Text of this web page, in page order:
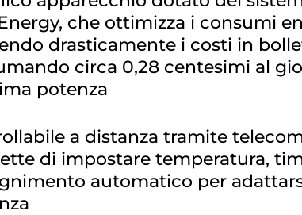
che ottimizza i consumi
drasticamente i costi in
circa 0,28 centesimi al
potenza
a distanza tramite
di impostare temperatura,
automatico per